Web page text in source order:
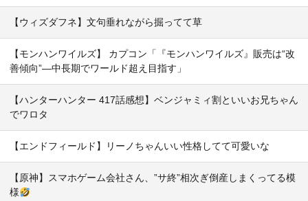
【ウィズダフネ】文句垂れながら掘ってて草
【モンハンワイルズ】 カプコン「『モンハンワイルズ』販売は“改
善傾向”―中長期でワールド超え目指す」
【ハンターハンター 417話感想】ベンジャミィ割といいお兄ちゃん
でワロタ
【エンドフィールド】リーノちゃんいい性格してて可愛いな
【原神】スマホゲーム会社さん、”サ終”相次ぎ倒産しまくってる模
様